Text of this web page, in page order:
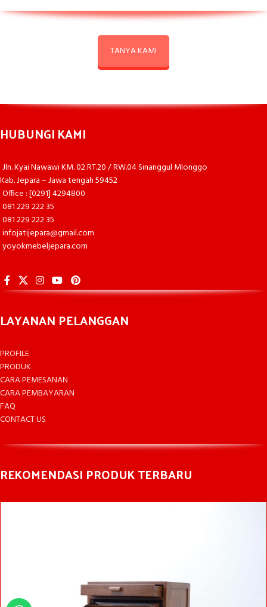
TANYA KAMI
HUBUNGI KAMI
Jln. Kyai Nawawi KM. 02 RT.20 / RW.04 Sinanggul Mlonggo
Kab. Jepara – Jawa tengah 59452
Office : [0291] 4294800
081 229 222 35
081 229 222 35
infojatijepara@gmail.com
yoyokmebeljepara.com
LAYANAN PELANGGAN
PROFILE
PRODUK
CARA PEMESANAN
CARA PEMBAYARAN
FAQ
CONTACT US
REKOMENDASI PRODUK TERBARU